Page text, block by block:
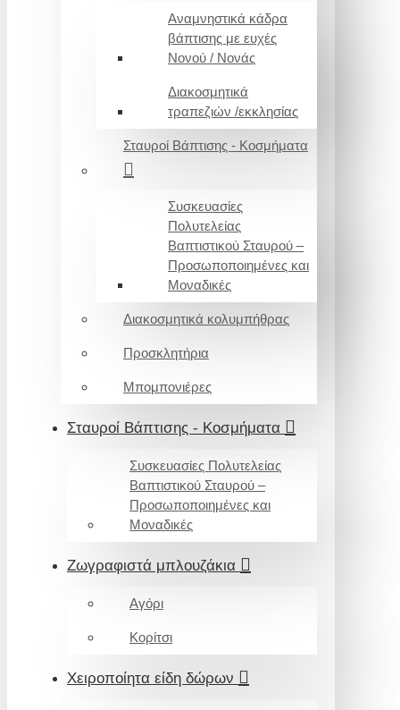
Αναμνηστικά κάδρα
βάπτισης με ευχές
Νονού / Νονάς
Διακοσμητικά
τραπεζιών /εκκλησίας
Σταυροί Βάπτισης - Κοσμήματα
Συσκευασίες
Πολυτελείας
Βαπτιστικού Σταυρού –
Προσωποποιημένες και
Μοναδικές
Διακοσμητικά κολυμπήθρας
Προσκλητήρια
Μπομπονιέρες
Σταυροί Βάπτισης - Κοσμήματα
Συσκευασίες Πολυτελείας
Βαπτιστικού Σταυρού –
Προσωποποιημένες και
Μοναδικές
Ζωγραφιστά μπλουζάκια
Αγόρι
Κορίτσι
Χειροποίητα είδη δώρων